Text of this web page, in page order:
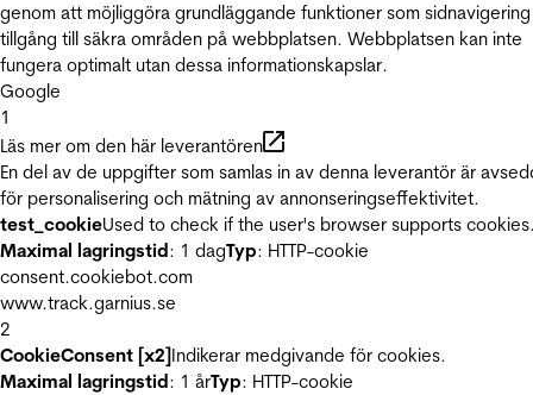
genom att möjliggöra grundläggande funktioner som
tillgång till säkra områden på webbplatsen. Webbplatsen kan inte
fungera optimalt utan dessa informationskapslar.
Google
1
Läs mer om den här leverantören
En del av de uppgifter som samlas in av denna leverantör är
för personalisering och mätning av annonseringseffektivitet.
test_cookieUsed to check if the user's browser supports
Maximal lagringstid: 1 dagTyp: HTTP-cookie
consent.cookiebot.com
www.track.garnius.se
2
CookieConsent [x2]Indikerar medgivande för cookies.
Maximal lagringstid: 1 årTyp: HTTP-cookie